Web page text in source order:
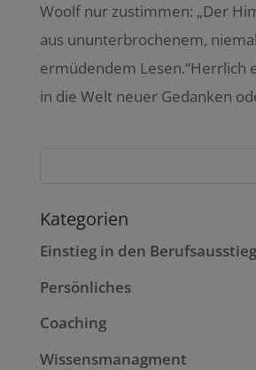
Woolf nur zustimmen: „Der
aus ununterbrochenem,
ermüdendem Lesen.“Herrlich
in die Welt neuer Gedanken
Kategorien
Einstieg in den Berufsausstieg
Persönliches
Coaching
Wissensmanagment